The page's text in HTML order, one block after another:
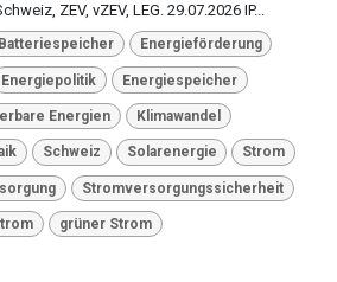
ZEV, vZEV, LEG. 29.07.2026 IP...
Batteriespeicher Energieförderung
Energiepolitik Energiespeicher
Energien Klimawandel
Schweiz Solarenergie Strom
Stromversorgungssicherheit
grüner Strom